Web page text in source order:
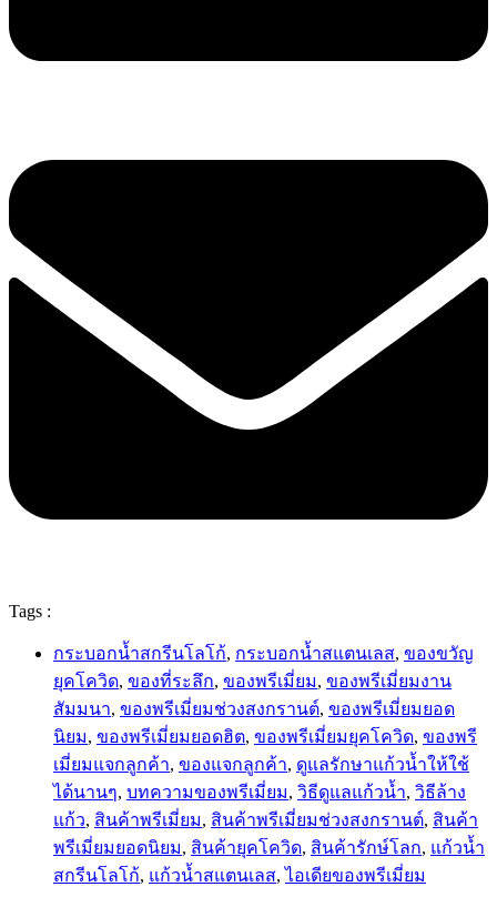
Tags :
กระบอกน้ำสกรีนโลโก้, กระบอกน้ำสแตนเลส, ของขวัญ
ยุคโควิด, ของที่ระลึก, ของพรีเมี่ยม, ของพรีเมี่ยมงาน
สัมมนา, ของพรีเมี่ยมช่วงสงกรานต์, ของพรีเมี่ยมยอด
นิยม, ของพรีเมี่ยมยอดฮิต, ของพรีเมี่ยมยุคโควิด, ของพรี
เมี่ยมแจกลูกค้า, ของแจกลูกค้า, ดูแลรักษาแก้วน้ำให้ใช้
ได้นานๆ, บทความของพรีเมี่ยม, วิธีดูแลแก้วน้ำ, วิธีล้าง
แก้ว, สินค้าพรีเมี่ยม, สินค้าพรีเมี่ยมช่วงสงกรานต์, สินค้า
พรีเมี่ยมยอดนิยม, สินค้ายุคโควิด, สินค้ารักษ์โลก, แก้วน้ำ
สกรีนโลโก้, แก้วน้ำสแตนเลส,ไอเดียของพรีเมี่ยม